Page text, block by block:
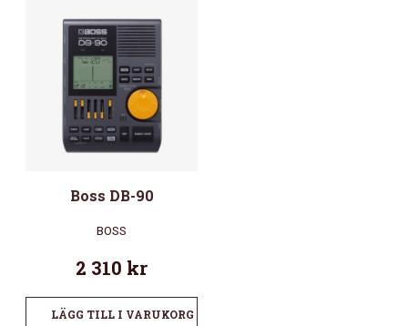
Boss DB-90
BOSS
2 310 kr
LÄGG TILL I VARUKORG